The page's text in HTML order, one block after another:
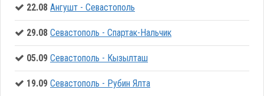
22.08 Ангушт - Севастополь
29.08 Севастополь - Спартак-Нальчик
05.09 Севастополь - Кызылташ
19.09 Севастополь - Рубин Ялта